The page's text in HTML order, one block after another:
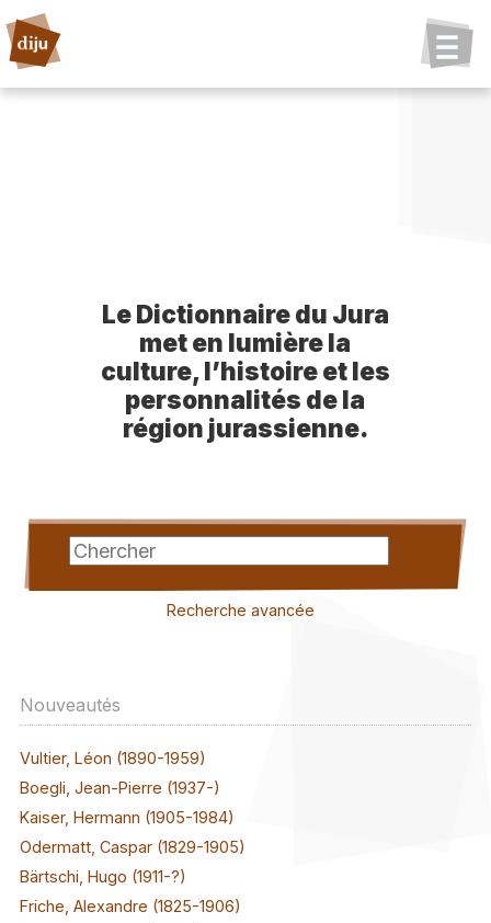
Le Dictionnaire du Jura
met en lumière la
culture, l’histoire et les
personnalités de la
région jurassienne.
Recherche avancée
Nouveautés
Vultier, Léon (1890-1959)
Boegli, Jean-Pierre (1937-)
Kaiser, Hermann (1905-1984)
Odermatt, Caspar (1829-1905)
Bärtschi, Hugo (1911-?)
Friche, Alexandre (1825-1906)